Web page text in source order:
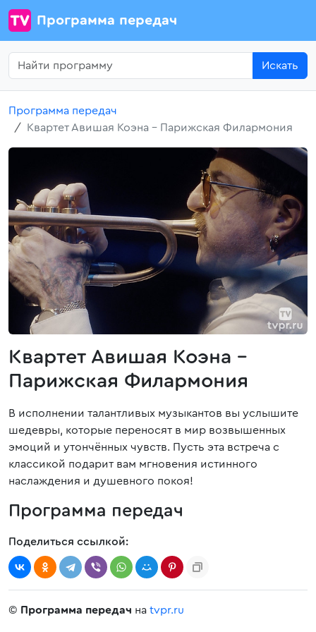
Программа передач
Искать
Программа передач
Квартет Авишая Коэна - Парижская Филармония
Квартет Авишая Коэна -
Парижская Филармония
В исполнении талантливых музыкантов вы услышите
шедевры, которые переносят в мир возвышенных
эмоций и утончённых чувств. Пусть эта встреча с
классикой подарит вам мгновения истинного
наслаждения и душевного покоя!
Программа передач
Поделиться ссылкой:
© Программа передач на tvpr.ru